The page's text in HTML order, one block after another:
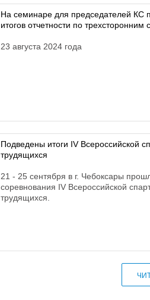
На семинаре для председателей КС
итогов отчетности по трехсторонним
23 августа 2024 года
Подведены итоги IV Всероссийской
трудящихся
21 - 25 сентября в г. Чебоксары
соревнования IV Всероссийской
трудящихся.